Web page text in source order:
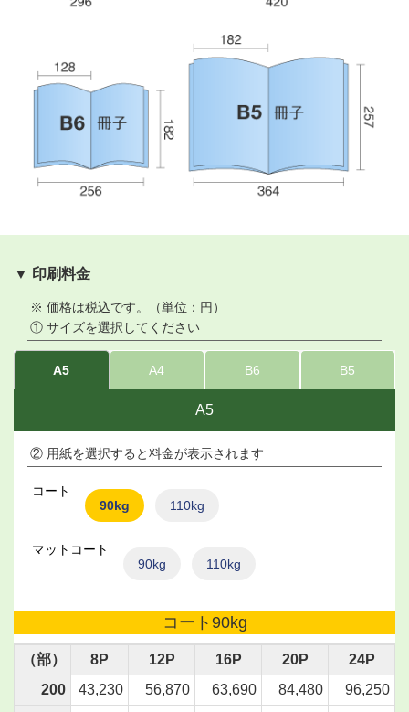
▼ 印刷料金
※ 価格は税込です。（単位：円）
① サイズを選択してください
A5 A4 B6 B5
A5
② 用紙を選択すると料金が表示されます
コート
90kg
110kg
マットコート
90kg
110kg
コート90kg
（部） 8P 12P 16P 20P
24P
200
43,230 56,870 63,690 84,480 96,250